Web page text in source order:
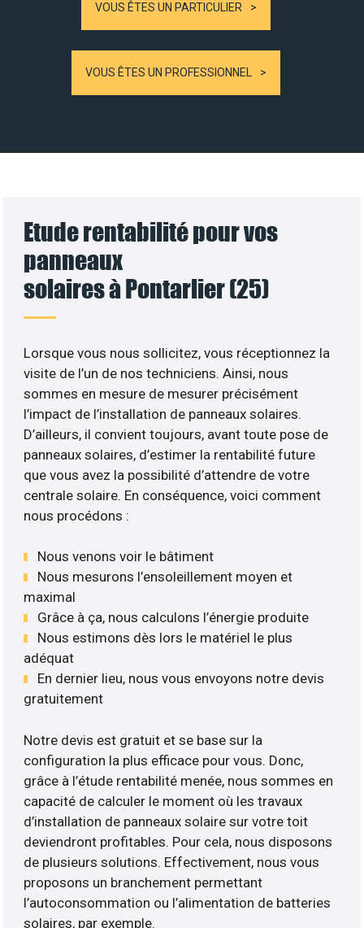
VOUS ÊTES UN PARTICULIER
VOUS ÊTES UN PROFESSIONNEL
Etude rentabilité pour vos
panneaux
solaires à Pontarlier (25)
Lorsque vous nous sollicitez, vous réceptionnez la
visite de l’un de nos techniciens. Ainsi, nous
sommes en mesure de mesurer précisément
l’impact de l’installation de panneaux solaires.
D’ailleurs, il convient toujours, avant toute pose de
panneaux solaires, d’estimer la rentabilité future
que vous avez la possibilité d’attendre de votre
centrale solaire. En conséquence, voici comment
nous procédons :
Nous venons voir le bâtiment
Nous mesurons l’ensoleillement moyen et
maximal
Grâce à ça, nous calculons l’énergie produite
Nous estimons dès lors le matériel le plus
adéquat
En dernier lieu, nous vous envoyons notre devis
gratuitement
Notre devis est gratuit et se base sur la
configuration la plus efficace pour vous. Donc,
grâce à l’étude rentabilité menée, nous sommes en
capacité de calculer le moment où les travaux
d’installation de panneaux solaire sur votre toit
deviendront profitables. Pour cela, nous disposons
de plusieurs solutions. Effectivement, nous vous
proposons un branchement permettant
l’autoconsommation ou l’alimentation de batteries
solaires, par exemple.